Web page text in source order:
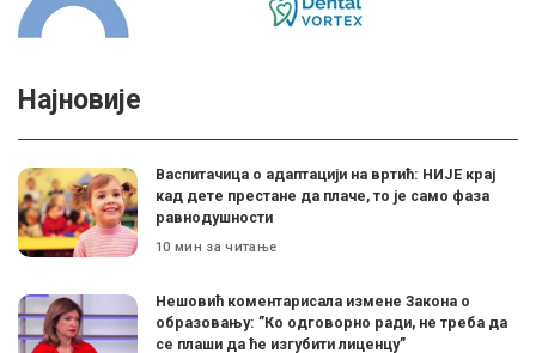
Најновије
Васпитачица о адаптацији на вртић: НИЈЕ крај
кад дете престане да плаче, то је само фаза
равнодушности
10 мин за читање
Нешовић коментарисала измене Закона о
образовању: ”Ко одговорно ради, не треба да
се плаши да ће изгубити лиценцу”